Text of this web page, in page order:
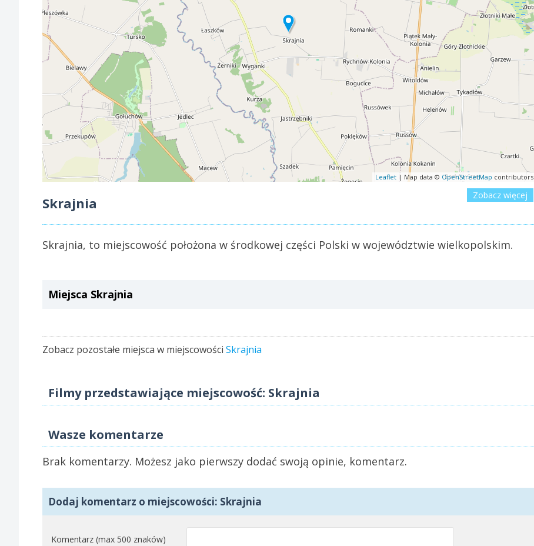
Leaflet | Map data © OpenStreetMap contributors
Zobacz więcej
Skrajnia
Skrajnia, to miejscowość położona w środkowej części Polski w województwie wielkopolskim.
Miejsca Skrajnia
Zobacz pozostałe miejsca w miejscowości Skrajnia
Filmy przedstawiające miejscowość: Skrajnia
Wasze komentarze
Brak komentarzy. Możesz jako pierwszy dodać swoją opinie, komentarz.
Dodaj komentarz o miejscowości: Skrajnia
Komentarz (max 500 znaków)